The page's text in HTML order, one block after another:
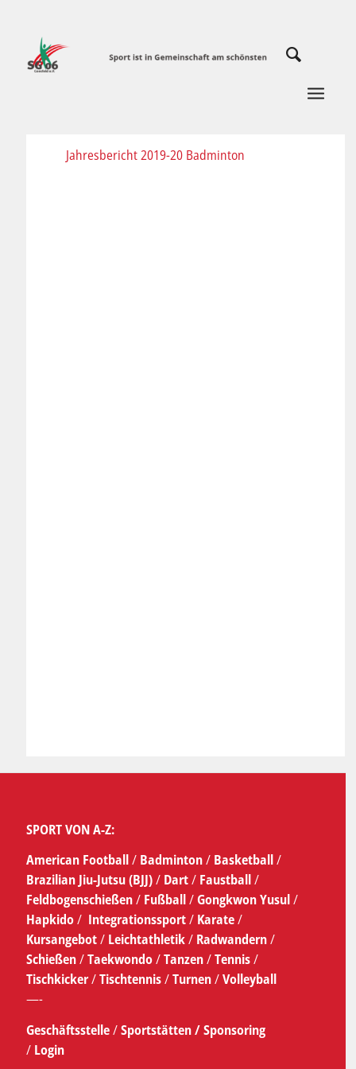
Jahresbericht 2019-20 Badminton
SPORT VON A-Z:
American Football/ Badminton/ Basketball/
Brazilian Jiu-Jutsu (BJJ)/ Dart/ Faustball/
Feldbogenschießen/ Fußball/Gongkwon Yusul/
Hapkido/ Integrationssport/ Karate/
Kursangebot/Leichtathletik/ Radwandern/
Schießen/Taekwondo/Tanzen/Tennis/
Tischkicker/Tischtennis/Turnen/Volleyball
—-
Geschäftsstelle/Sportstätten /Sponsoring
/ Login